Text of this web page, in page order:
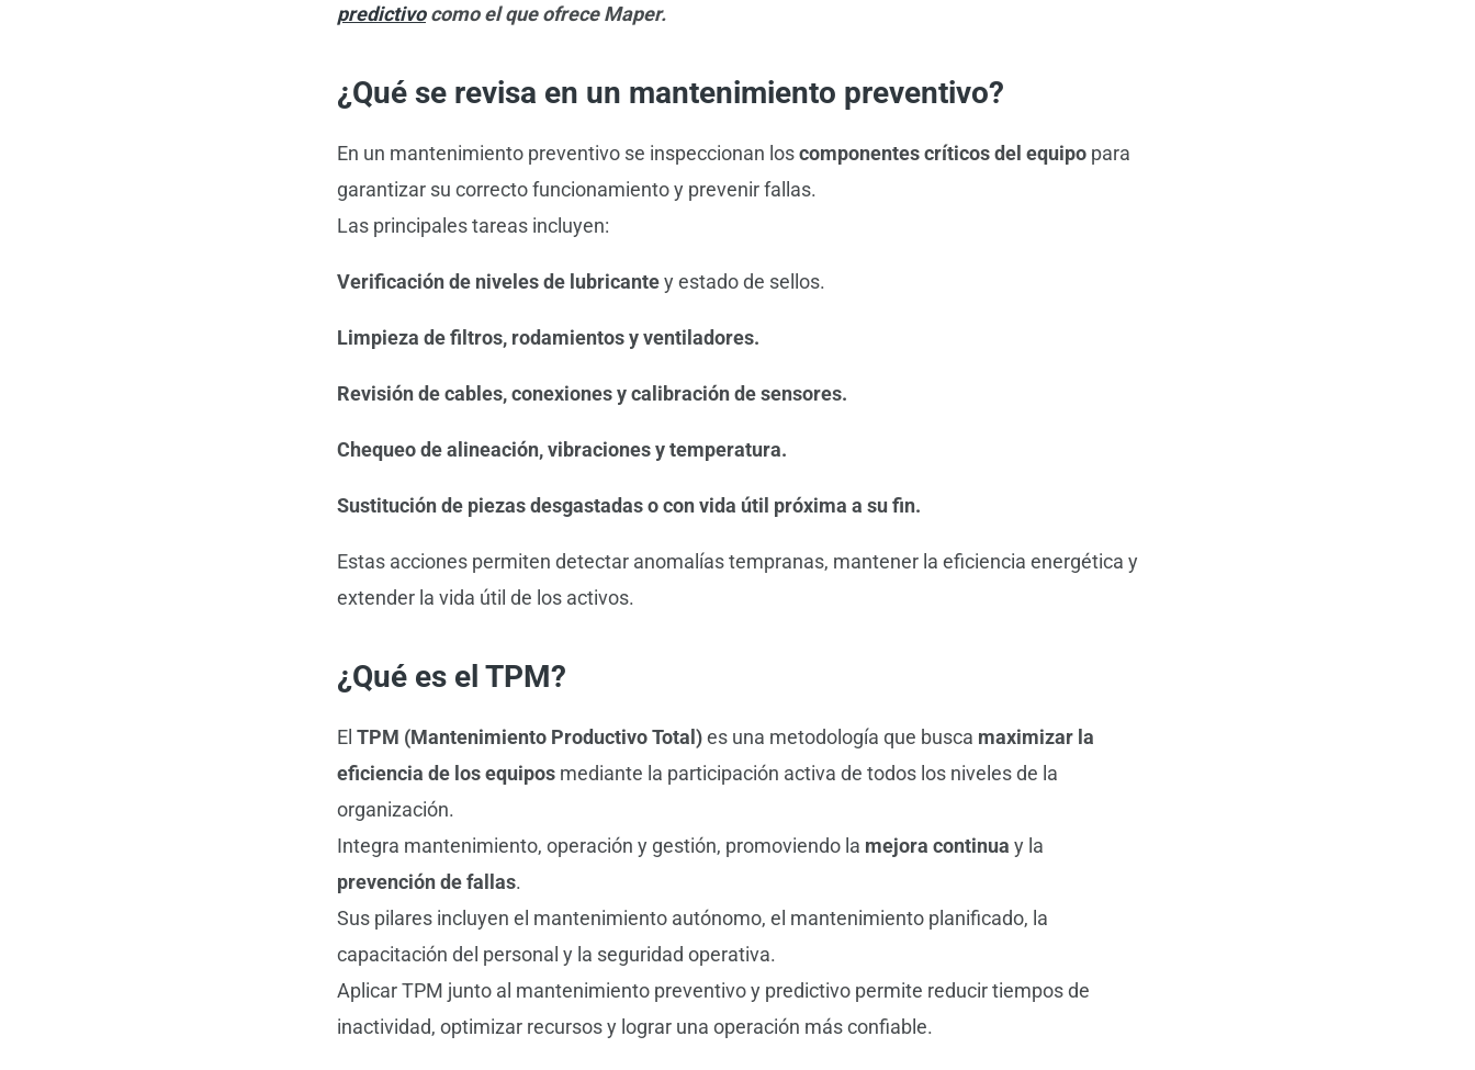
predictivocomo el que ofrece Maper.
¿Qué se revisa en un mantenimiento preventivo?
En un mantenimiento preventivo se inspeccionan loscomponentes críticos del equipo para
garantizar su correcto funcionamiento y prevenir fallas.
Las principales tareas incluyen:
Verificación de niveles de lubricantey estado de sellos.
Limpieza de filtros, rodamientos y ventiladores.
Revisión de cables, conexiones y calibración de sensores.
Chequeo de alineación, vibraciones y temperatura.
Sustitución de piezas desgastadas o con vida útil próxima a su fin.
Estas acciones permiten detectar anomalías tempranas, mantener la eficiencia energética y
extender la vida útil de los activos.
¿Qué es el TPM?
El TPM (Mantenimiento Productivo Total)es una metodología que busca maximizar la
eficiencia de los equipos mediante la participación activa de todos los niveles de la
organización.
Integra mantenimiento, operación y gestión, promoviendo la mejora continua y la
prevención de fallas.
Sus pilares incluyen el mantenimiento autónomo, el mantenimiento planificado, la
capacitación del personal y la seguridad operativa.
Aplicar TPM junto al mantenimiento preventivo y predictivo permite reducir tiempos de
inactividad, optimizar recursos y lograr una operación más confiable.